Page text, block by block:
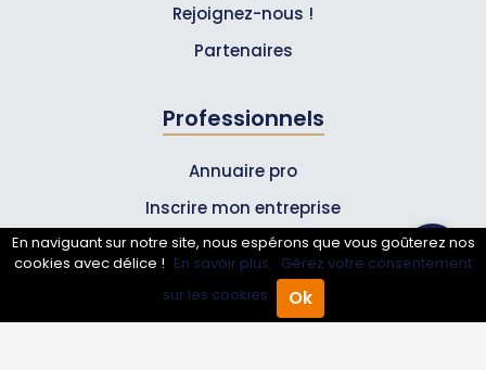
Annuaire Pro Agenda
Rejoignez-nous !
Partenaires
Professionnels
Annuaire pro
Inscrire mon entreprise
Les Abonnements Pros
En naviguant sur notre site, nous espérons que vous goûterez nos
cookies avec délice ! En savoir plus. Gérez votre consentement
sur les cookies.
Ok